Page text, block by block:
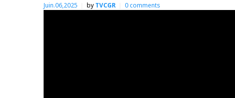
Juin.06,2025 by TVCGR 0comments